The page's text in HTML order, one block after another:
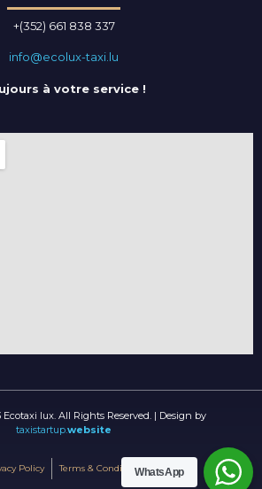
+(352) 661 838 337
info@ecolux-taxi.lu
à votre service !
lux. All Rights Reserved. | Design by
taxistartup.website
Policy Terms & ConditionsWhatsApp